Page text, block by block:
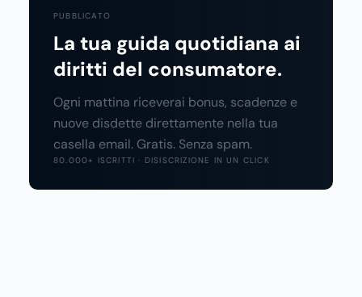
PUBBLICATO
La tua guida quotidiana ai
diritti del consumatore.
Ogni mattina riceverai bonus, scadenze e
nuove disdette direttamente nella tua
casella email. Gratis. Senza spam.
80.000+ ISCRITTI · DISISCRIZIONE IN UN CLICK